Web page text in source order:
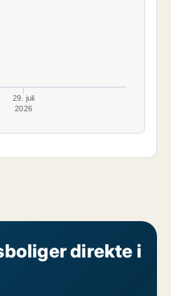
29. juli
2026
direkte i